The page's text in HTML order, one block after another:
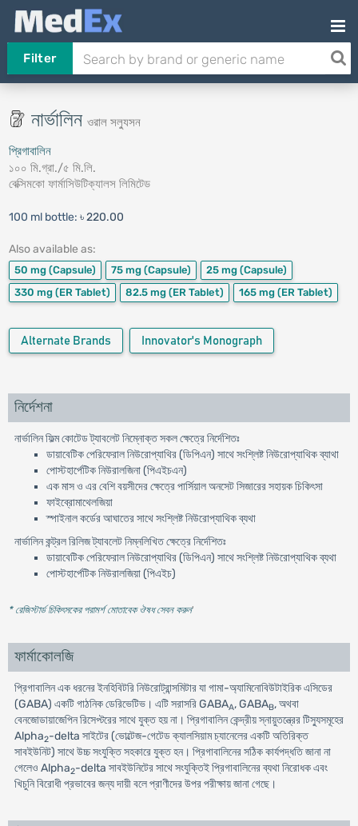
Filter
নার্ভালিন ওরাল সল্যুসন
প্রিগাবালিন
১০০ মি.গ্রা./৫ মি.লি.
বেক্সিমকো ফার্মাসিউটিক্যালস লিমিটেড
100 ml bottle: ৳ 220.00
Also available as:
50 mg (Capsule) 75 mg (Capsule) 25 mg (Capsule)
330 mg (ER Tablet) 82.5 mg (ER Tablet) 165 mg (ER Tablet)
Alternate Brands Innovator's Monograph
নির্দেশনা
নার্ভালিন ফিল্ম কোটেড ট্যাবলেট নিম্নোক্ত সকল ক্ষেত্রে নির্দেশিতঃ
ডায়াবেটিক পেরিফেরাল নিউরোপ্যাথির (ডিপিএন) সাথে সংশ্লিষ্ট নিউরোপ্যাথিক ব্যাথা
পোস্টহার্পেটিক নিউরালজিনা (পিএইচএন)
এক মাস ও এর বেশি বয়সীদের ক্ষেত্রে পার্সিয়াল অনসেট সিজারের সহায়ক চিকিৎসা
ফাইব্রোমাথেলজিয়া
স্পাইনাল কর্ডের আঘাতের সাথে সংশ্লিষ্ট নিউরোপ্যাথিক ব্যথা
নার্ভালিন কন্ট্রল রিলিজ ট্যাবলেট নিম্নলিখিত ক্ষেত্রে নির্দেশিতঃ
ডায়াবেটিক পেরিফেরাল নিউরোপ্যাথির (ডিপিএন) সাথে সংশ্লিষ্ট নিউরোপ্যাথিক ব্যথা
পোস্টহার্পেটিক নিউরালজিয়া (পিএইচ)
* রেজিস্টার্ড চিকিৎসকের পরামর্শ মোতাবেক ঔষধ সেবন করুন'
ফার্মাকোলজি
প্রিগাবালিন এক ধরনের ইনহিবিটরি নিউরোট্রান্সমিটার যা গামা-অ্যামিনোবিউটাইরিক এসিডের
(GABA) একটি গাঠনিক ডেরিভেটিভ। এটি সরাসরি GABAA, GABAB, অথবা
বেনজোডায়াজেপিন রিসেপ্টরের সাথে যুক্ত হয় না। প্রিগাবালিন কেন্দ্রীয় স্নায়ুতন্ত্রের টিস্যুসমূহের
Alpha2-delta সাইটের (ভোল্টেজ-গেটেড ক্যালসিয়াম চ্যানেলের একটি অতিরিক্ত
সাবইউনিট) সাথে উচ্চ সংযুক্তি সহকারে যুক্ত হন। প্রিগাবালিনের সঠিক কার্যপদ্ধতি জানা না
গেলেও Alpha2-delta সাবইউনিটের সাথে সংযুক্তিই প্রিগাবালিনের ব্যথা নিরোধক এবং
খিচুনি বিরোধী প্রভাবের জন্য দায়ী বলে প্রাণীদের উপর পরীক্ষায় জানা গেছে।